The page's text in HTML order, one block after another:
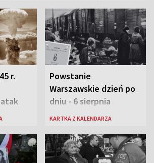
r.
Powstanie
Warszawskie dzień po
dniu - 6 sierpnia
KARTKA Z KALENDARZA